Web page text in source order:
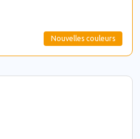
Nouvelles couleurs